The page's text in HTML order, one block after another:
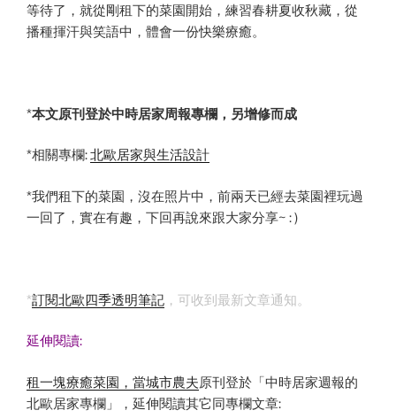
等待了，就從剛租下的菜園開始，練習春耕夏收秋藏，從
播種揮汗與笑語中，體會一份快樂療癒。
*本文原刊登於中時居家周報專欄，另增修而成
*相關專欄:北歐居家與生活設計
*我們租下的菜園，沒在照片中，前兩天已經去菜園裡玩過
一回了，實在有趣，下回再說來跟大家分享~ : )
*訂閱北歐四季透明筆記 ，可收到最新文章通知。
延伸閱讀:
租一塊療癒菜園，當城市農夫原刊登於「中時居家週報的
北歐居家專欄」，延伸閱讀其它同專欄文章: